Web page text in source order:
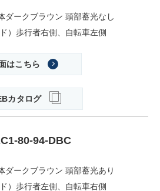
ダークブラウン 頭部蓄光なし
）歩行者右側、自転車左側
はこちら
カタログ
80-94-DBC
ダークブラウン 頭部蓄光あり
）歩行者左側、自転車右側